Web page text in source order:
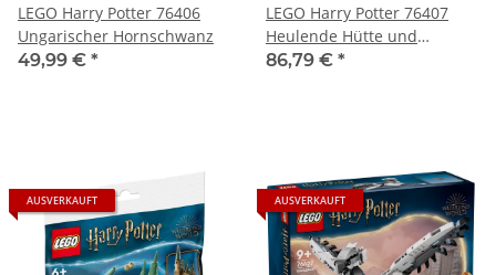
LEGO Harry Potter 76406
Ungarischer Hornschwanz
49,99 € *
LEGO Harry Potter 76407
Heulende Hütte und
Peitschende Weide
86,79 € *
AUSVERKAUFT AUSVERKAUFT